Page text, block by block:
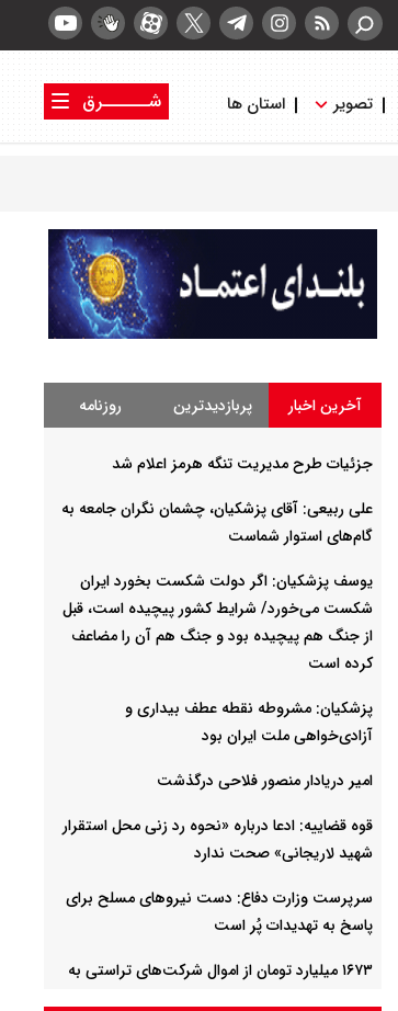
تصویر استان ها
شــــــرق
آخرین اخبار پربازدیدترین روزنامه
جزئیات طرح مدیریت تنگه هرمز اعلام شد
علی ربیعی: آقای پزشکیان، چشمان نگران جامعه به
گام‌های استوار شماست
یوسف پزشکیان: اگر دولت شکست بخورد ایران
شکست می‌خورد/ شرایط کشور پیچیده است، قبل
از جنگ هم پیچیده بود و جنگ هم آن را مضاعف‌
کرده است
پزشکیان: مشروطه نقطه عطف بیداری و
آزادی‌خواهی ملت ایران بود
امیر دریادار منصور فلاحی درگذشت
قوه قضاییه: ادعا درباره «نحوه رد زنی محل استقرار
شهید لاریجانی» صحت ندارد
سرپرست وزارت دفاع: دست نیروهای مسلح برای
پاسخ به تهدیدات پُر است
۱۶۷۳ میلیارد تومان از اموال شرکت‌های تراستی به